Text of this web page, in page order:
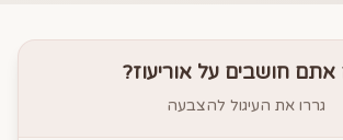
חושבים על אוריעוז?
גררו את העיגול להצבעה